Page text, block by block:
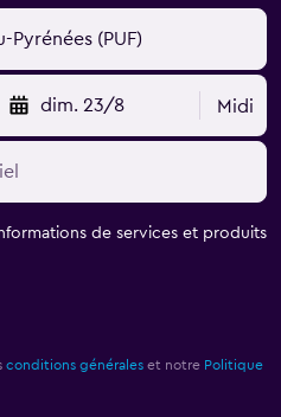
dim. 23/8 Midi
de services et produits
conditions généraleset notre Politique